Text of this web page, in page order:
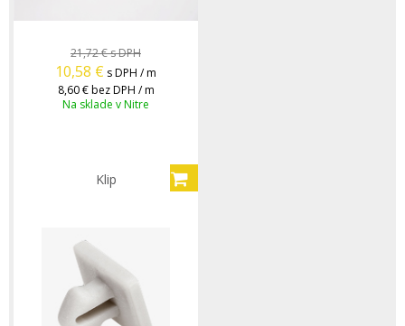
21,72 €s DPH
10,58 € s DPH / m
8,60 € bez DPH / m
Na sklade v Nitre
Klip